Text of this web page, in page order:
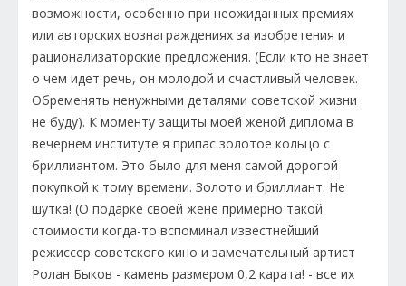
возможности, особенно при неожиданных премиях
или авторских вознаграждениях за изобретения и
рационализаторские предложения. (Если кто не знает
о чем идет речь, он молодой и счастливый человек.
Обременять ненужными деталями советской жизни
не буду). К моменту защиты моей женой диплома в
вечернем институте я припас золотое кольцо с
бриллиантом. Это было для меня самой дорогой
покупкой к тому времени. Золото и бриллиант. Не
шутка! (О подарке своей жене примерно такой
стоимости когда-то вспоминал известнейший
режиссер советского кино и замечательный артист
Ролан Быков - камень размером 0,2 карата! - все их